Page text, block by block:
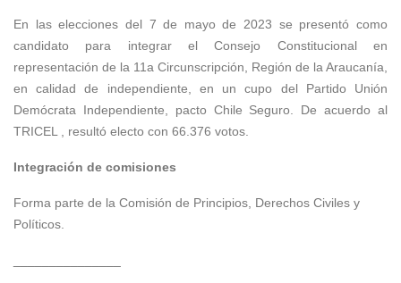
En las elecciones del 7 de mayo de 2023 se presentó como
candidato para integrar el Consejo Constitucional en
representación de la 11a Circunscripción, Región de la Araucanía,
en calidad de independiente, en un cupo del Partido Unión
Demócrata Independiente, pacto Chile Seguro. De acuerdo al
TRICEL , resultó electo con 66.376 votos.
Integración de comisiones
Forma parte de la Comisión de Principios, Derechos Civiles y
Políticos.